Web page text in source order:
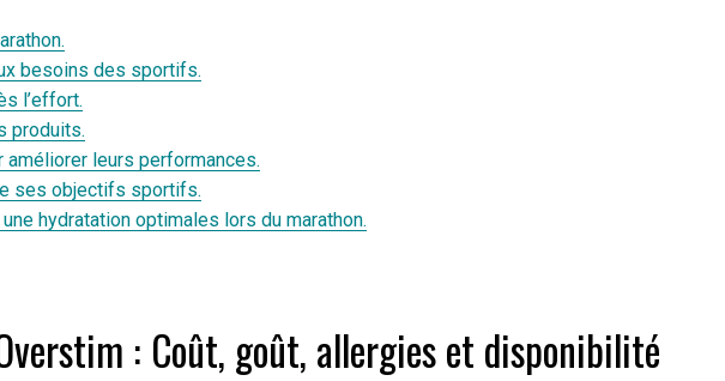
besoins des sportifs.
l’effort.
produits.
améliorer leurs performances.
ses objectifs sportifs.
hydratation optimales lors du marathon.
: Coût, goût, allergies et disponibilité